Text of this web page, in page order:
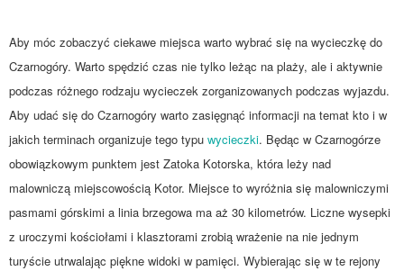
Aby móc zobaczyć ciekawe miejsca warto wybrać się na wycieczkę do
Czarnogóry. Warto spędzić czas nie tylko leżąc na plaży, ale i aktywnie
podczas różnego rodzaju wycieczek zorganizowanych podczas wyjazdu.
Aby udać się do Czarnogóry warto zasięgnąć informacji na temat kto i w
jakich terminach organizuje tego typu wycieczki. Będąc w Czarnogórze
obowiązkowym punktem jest Zatoka Kotorska, która leży nad
malowniczą miejscowością Kotor. Miejsce to wyróżnia się malowniczymi
pasmami górskimi a linia brzegowa ma aż 30 kilometrów. Liczne wysepki
z uroczymi kościołami i klasztorami zrobią wrażenie na nie jednym
turyście utrwalając piękne widoki w pamięci. Wybierając się w te rejony